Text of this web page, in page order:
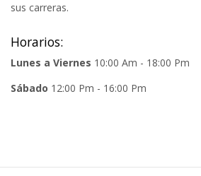
sus carreras.
Horarios:
Lunes a Viernes 10:00 Am - 18:00 Pm
Sábado 12:00 Pm - 16:00 Pm